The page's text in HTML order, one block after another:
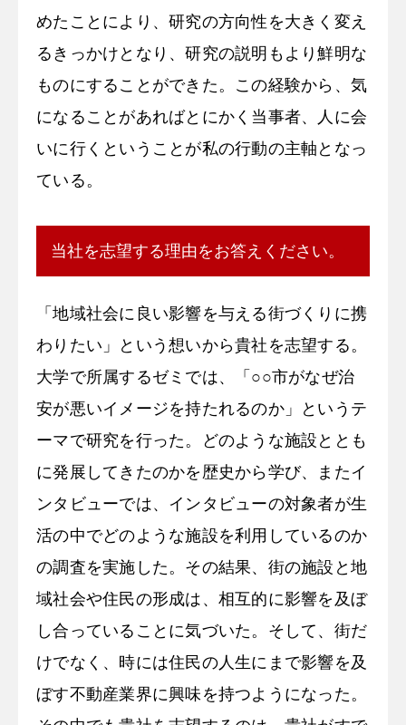
めたことにより、研究の方向性を大きく変え
るきっかけとなり、研究の説明もより鮮明な
ものにすることができた。この経験から、気
になることがあればとにかく当事者、人に会
いに行くということが私の行動の主軸となっ
ている。
当社を志望する理由をお答えください。
「地域社会に良い影響を与える街づくりに携
わりたい」という想いから貴社を志望する。
大学で所属するゼミでは、「○○市がなぜ治
安が悪いイメージを持たれるのか」というテ
ーマで研究を行った。どのような施設ととも
に発展してきたのかを歴史から学び、またイ
ンタビューでは、インタビューの対象者が生
活の中でどのような施設を利用しているのか
の調査を実施した。その結果、街の施設と地
域社会や住民の形成は、相互的に影響を及ぼ
し合っていることに気づいた。そして、街だ
けでなく、時には住民の人生にまで影響を及
ぼす不動産業界に興味を持つようになった。